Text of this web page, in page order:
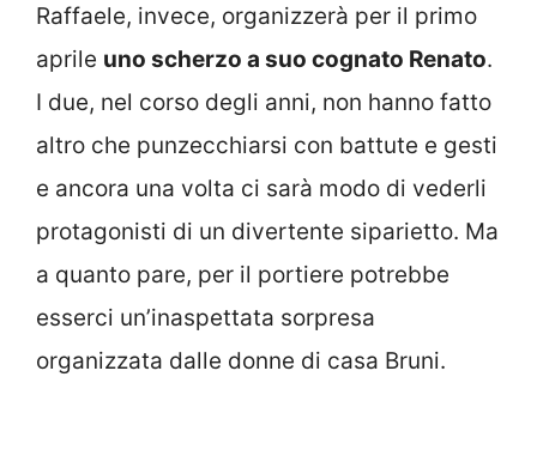
Raffaele, invece, organizzerà per il primo
aprile uno scherzo a suo cognato Renato.
I due, nel corso degli anni, non hanno fatto
altro che punzecchiarsi con battute e gesti
e ancora una volta ci sarà modo di vederli
protagonisti di un divertente siparietto. Ma
a quanto pare, per il portiere potrebbe
esserci un’inaspettata sorpresa
organizzata dalle donne di casa Bruni.